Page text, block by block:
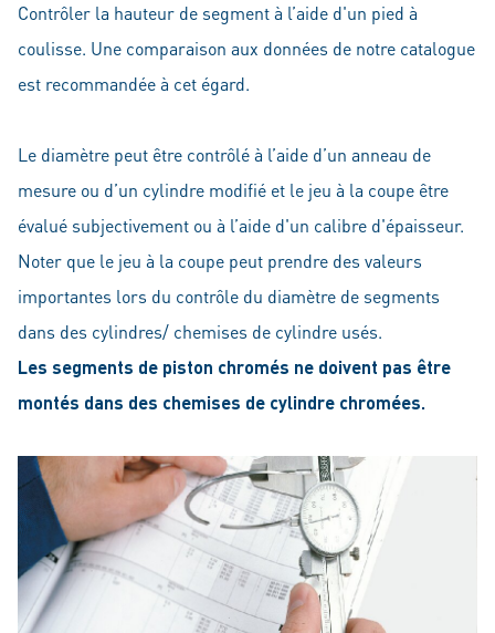
Contrôler la hauteur de segment à l’aide d'un pied à
coulisse. Une comparaison aux données de notre catalogue
est recommandée à cet égard.
Le diamètre peut être contrôlé à l’aide d’un anneau de
mesure ou d’un cylindre modifié et le jeu à la coupe être
évalué subjectivement ou à l’aide d'un calibre d'épaisseur.
Noter que le jeu à la coupe peut prendre des valeurs
importantes lors du contrôle du diamètre de segments
dans des cylindres/ chemises de cylindre usés.
Les segments de piston chromés ne doivent pas être
montés dans des chemises de cylindre chromées.